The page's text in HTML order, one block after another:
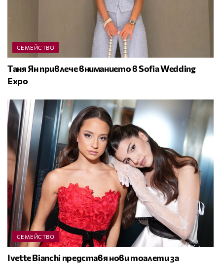
СЕМЕЙСТВО
Таня Ян привлече вниманието в Sofia Wedding
Expo
СЕМЕЙСТВО
Ivette Bianchi представя нови тоалети за